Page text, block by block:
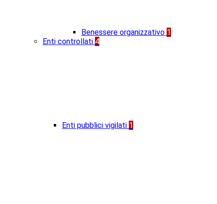
Benessere organizzativo 1
Enti controllati 4
Enti pubblici vigilati 1